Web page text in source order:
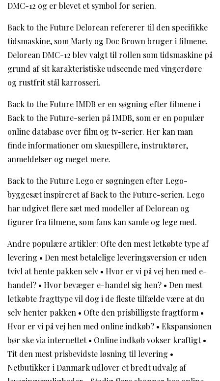
DMC-12 og er blevet et symbol for serien.
Back to the Future Delorean refererer til den specifikke
tidsmaskine, som Marty og Doc Brown bruger i filmene.
Delorean DMC-12 blev valgt til rollen som tidsmaskine på
grund af sit karakteristiske udseende med vingerdøre
og rustfrit stål karrosseri.
Back to the Future IMDB er en søgning efter filmene i
Back to the Future-serien på IMDB, som er en populær
online database over film og tv-serier. Her kan man
finde informationer om skuespillere, instruktører,
anmeldelser og meget mere.
Back to the Future Lego er søgningen efter Lego-
byggesæt inspireret af Back to the Future-serien. Lego
har udgivet flere sæt med modeller af Delorean og
figurer fra filmene, som fans kan samle og lege med.
Andre populære artikler: Ofte den mest letkøbte type af
levering • Den mest betalelige leveringsversion er uden
tvivl at hente pakken selv • Hvor er vi på vej hen med e-
handel? • Hvor bevæger e-handel sig hen? • Den mest
letkøbte fragttype vil dog i de fleste tilfælde være at du
selv henter pakken • Ofte den prisbilligste fragtform •
Hvor er vi på vej hen med online indkøb? • Ekspansionen
bør ske via internettet• Online indkøb vokser kraftigt•
Tit den mest prisbevidste løsning til levering •
Netbutikker i Danmark udlover et bredt udvalg af